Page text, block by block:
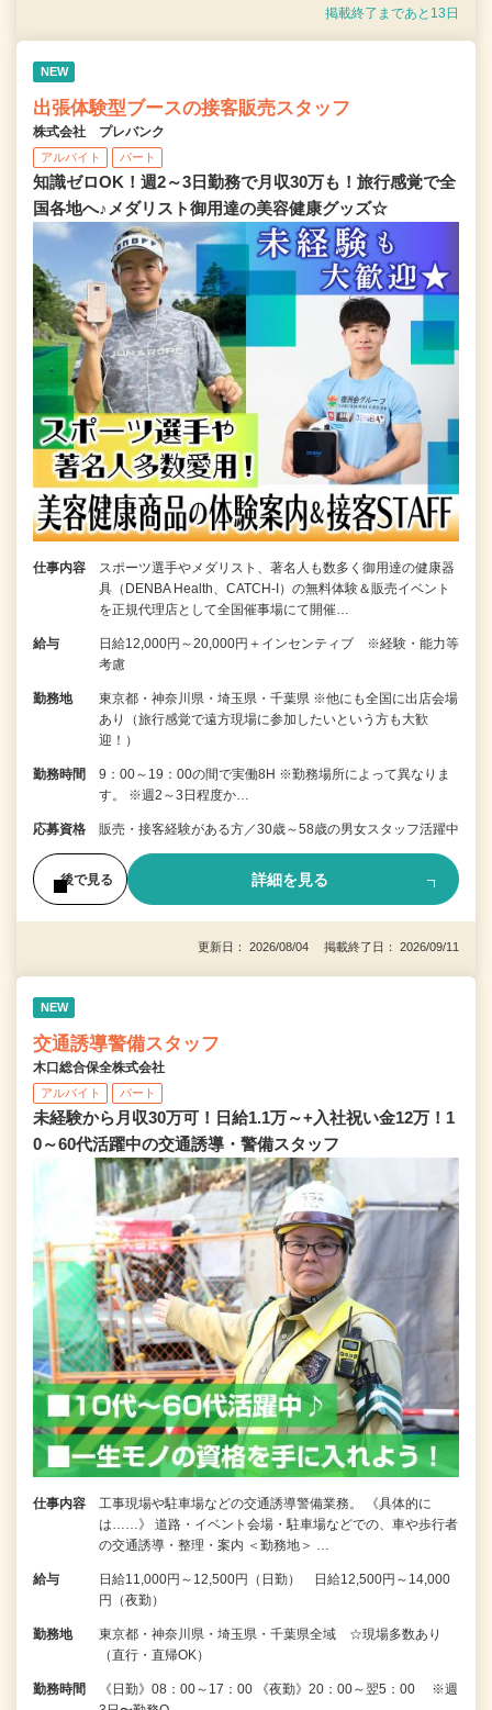
掲載終了まであと13日
NEW
出張体験型ブースの接客販売スタッフ
株式会社 プレバンク
アルバイト パート
知識ゼロOK！週2～3日勤務で月収30万も！旅行感覚で全
国各地へ♪メダリスト御用達の美容健康グッズ☆
仕事内容
スポーツ選手やメダリスト、著名人も数多く御用達の健康器
具（DENBA Health、CATCH-I）の無料体験＆販売イベント
を正規代理店として全国催事場にて開催…
給与
日給12,000円～20,000円＋インセンティブ ※経験・能力等
考慮
勤務地
東京都・神奈川県・埼玉県・千葉県 ※他にも全国に出店会場
あり（旅行感覚で遠方現場に参加したいという方も大歓
迎！）
勤務時間
9：00～19：00の間で実働8H ※勤務場所によって異なりま
す。 ※週2～3日程度か…
応募資格 販売・接客経験がある方／30歳～58歳の男女スタッフ活躍中
後で見る 詳細を見る
更新日： 2026/08/04 掲載終了日： 2026/09/11
NEW
交通誘導警備スタッフ
木口総合保全株式会社
アルバイト パート
未経験から月収30万可！日給1.1万～+入社祝い金12万！1
0～60代活躍中の交通誘導・警備スタッフ
仕事内容
工事現場や駐車場などの交通誘導警備業務。 《具体的に
は……》 道路・イベント会場・駐車場などでの、車や歩行者
の交通誘導・整理・案内 ＜勤務地＞ …
給与
日給11,000円～12,500円（日勤） 日給12,500円～14,000
円（夜勤）
勤務地
東京都・神奈川県・埼玉県・千葉県全域 ☆現場多数あり
（直行・直帰OK）
勤務時間
《日勤》08：00～17：00 《夜勤》20：00～翌5：00 ※週